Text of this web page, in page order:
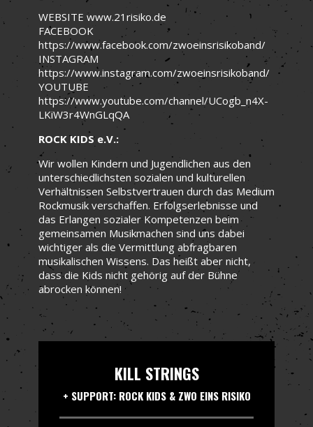
WEBSITE www.21risiko.de
FACEBOOK
https://www.facebook.com/zwoeinsrisikoband/
INSTAGRAM
https://www.instagram.com/zwoeinsrisikoband/
YOUTUBE
https://www.youtube.com/channel/UCogb_n4X-
LKiW3r4WnGLqQA
ROCK KIDS e.V.:
Wir wollen Kindern und Jugendlichen aus den
unterschiedlichsten sozialen und kulturellen
Verhältnissen Selbstvertrauen durch das Medium
Rockmusik verschaffen. Erfolgserlebnisse und
das Erlangen sozialer Kompetenzen beim
gemeinsamen Musikmachen sind uns dabei
wichtiger als die Vermittlung abfragbaren
musikalischen Wissens. Das heißt aber nicht,
dass die Kids nicht gehörig auf der Bühne
abrocken können!
KILL STRINGS
+ SUPPORT: ROCK KIDS & ZWO EINS RISIKO